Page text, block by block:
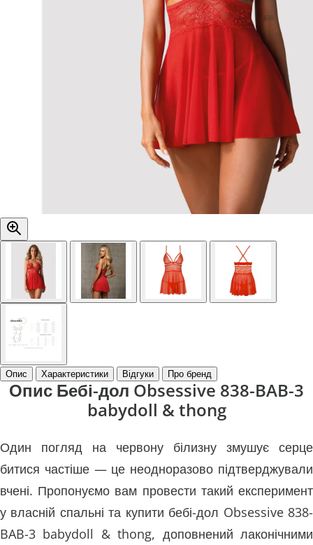
Опис Характеристики Відгуки Про бренд
Опис Бебі-дол Obsessive 838-BAB-3
babydoll & thong
Один погляд на червону білизну змушує серце
битися частіше — це неодноразово підтверджували
вчені. Пропонуємо вам провести такий експеримент
у власній спальні та купити бебі-дол Obsessive 838-
BAB-3 babydoll & thong, доповнений лаконічними